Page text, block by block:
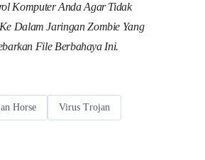
Komputer Anda Agar Tidak
Dalam Jaringan Zombie Yang
File Berbahaya Ini.
Horse Virus Trojan